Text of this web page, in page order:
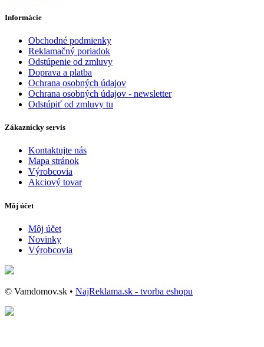
Informácie
Obchodné podmienky
Reklamačný poriadok
Odstúpenie od zmluvy
Doprava a platba
Ochrana osobných údajov
Ochrana osobných údajov - newsletter
Odstúpiť od zmluvy tu
Zákaznícky servis
Kontaktujte nás
Mapa stránok
Výrobcovia
Akciový tovar
Môj účet
Môj účet
Novinky
Výrobcovia
© Vamdomov.sk • NajReklama.sk - tvorba eshopu